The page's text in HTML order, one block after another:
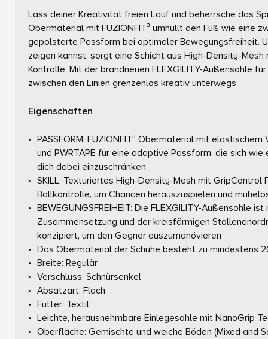
Lass deiner Kreativität freien Lauf und beherrsche das
Obermaterial mit FUZIONFIT³ umhüllt den Fuß wie eine
gepolsterte Passform bei optimaler Bewegungsfreiheit.
zeigen kannst, sorgt eine Schicht aus High-Density-
Kontrolle. Mit der brandneuen FLEXGILITY-Außensohle
zwischen den Linien grenzenlos kreativ unterwegs.
Eigenschaften
PASSFORM: FUZIONFIT³ Obermaterial mit
und PWRTAPE für eine adaptive Passform, die sich
dich dabei einzuschränken
SKILL: Texturiertes High-Density-Mesh mit GripControl
Ballkontrolle, um Chancen herauszuspielen und
BEWEGUNGSFREIHEIT: Die FLEXGILITY-Außensohle
Zusammensetzung und der kreisförmigen
konzipiert, um den Gegner auszumanövieren
Das Obermaterial der Schuhe besteht zu mindestens
Breite: Regulär
Verschluss: Schnürsenkel
Absatzart: Flach
Futter: Textil
Leichte, herausnehmbare Einlegesohle mit NanoGrip
Oberfläche: Gemischte und weiche Böden (Mixed and